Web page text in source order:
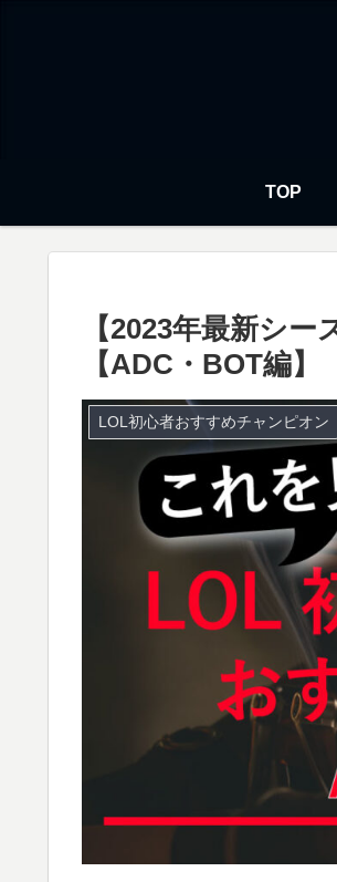
TOP
【2023年最新シ
【ADC・BOT編】
LOL初心者おすすめチャンピオン